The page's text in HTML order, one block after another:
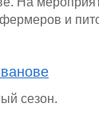
и
сезон.